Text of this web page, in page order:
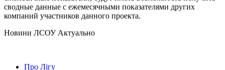
сводные данные с ежемесячными показателями других
компаний участников данного проекта.
Hовини ЛСОУ Актуально
Про Лігу